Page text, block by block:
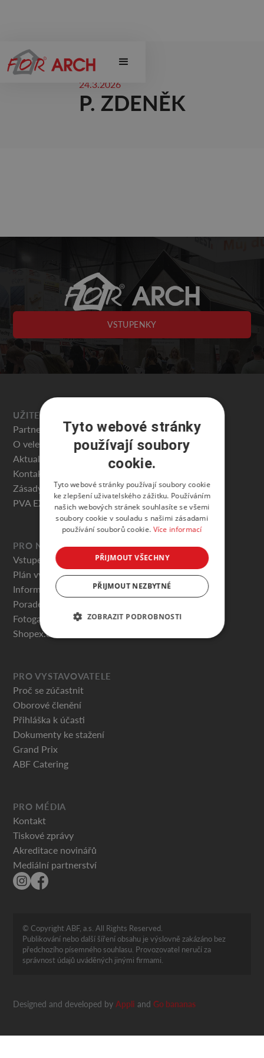
24.3.2026
P. ZDENĚK
VSTUPENKY
UŽITEČNÉ
Partneři veletrhu
O veletrhu
Aktuality
Kontakty
Zásady ochrany osobních údajů
PVA EXPO PRAHA
PRO NÁVŠTĚVNÍKY
Vstupenky
Plán výstaviště
Informace pro návštěvníky
Poradenská centra
Fotogalerie
Shopex.cz
PRO VYSTAVOVATELE
Proč se zúčastnit
Oborové členění
Přihláška k účasti
Dokumenty ke stažení
Grand Prix
ABF Catering
PRO MÉDIA
Kontakt
Tiskové zprávy
Akreditace novinářů
Mediální partnerství
© Copyright ABF, a.s. All Rights Reserved.
Publikování nebo další šíření obsahu je výslovně zakázáno bez
předchozího písemného souhlasu. Provozovatel neručí za
správnost údajů uváděných jinými firmami.
Designed and developed byAppli andGo bananas
Tyto webové stránky
používají soubory
cookie.
Tyto webové stránky používají soubory cookie
ke zlepšení uživatelského zážitku. Používáním
našich webových stránek souhlasíte se všemi
soubory cookie v souladu s našimi zásadami
používání souborů cookie. Více informací
PŘIJMOUT VŠECHNY
PŘIJMOUT NEZBYTNÉ
ZOBRAZIT PODROBNOSTI